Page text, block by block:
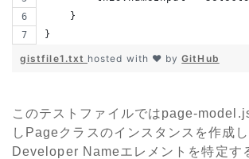
    }
}
gistfile1.txt hosted with ❤ byGitHub
このテストファイルではpage-
しPageクラスのインスタンスを作成し
Developer Nameエレメントを特定す